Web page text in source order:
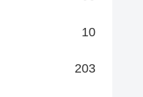
10
203